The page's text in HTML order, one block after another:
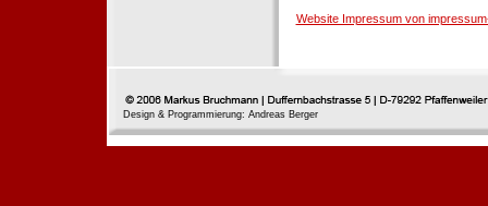
Website Impressum von
Design & Programmierung: Andreas Berger